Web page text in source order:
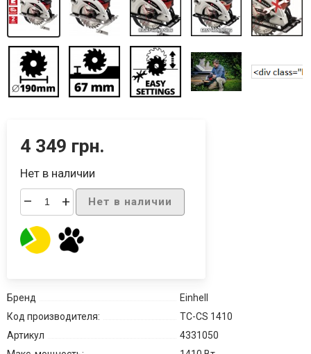
4 349 грн.
Нет в наличии
– + Нет в наличии
Бренд
Einhell
Код производителя:
TC-CS 1410
Артикул
4331050